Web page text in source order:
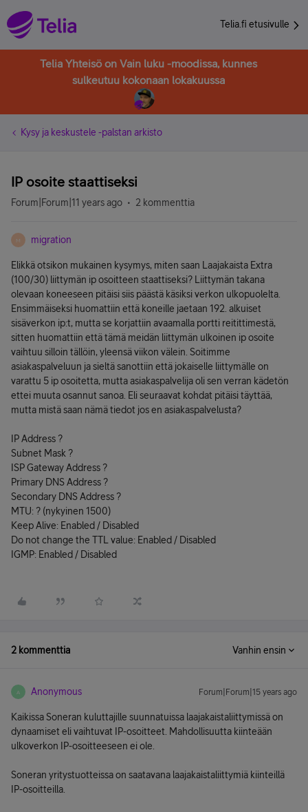
Telia.fi etusivulle
Telia Yhteisö on Vain luku -moodissa, kunnes
sulkeutuu kokonaan lokakuussa
Kysy ja keskustele -palstan arkisto
IP osoite staattiseksi
Forum|Forum|11 years ago 2 kommenttia
M migration
Elikkä otsikon mukainen kysymys, miten saan Laajakaista Extra
(100/30) liittymän ip osoitteen staattiseksi? Liittymän takana
olevaan koneeseen pitäisi siis päästä käsiksi verkon ulkopuolelta.
Ensimmäiseksi huomattiin että koneille jaetaan 192. alkuiset
sisäverkon ip:t, mutta se korjattiin avaamalla portti reitittimestä,
sitten huomattiin että tämä meidän liittymän ulkoinen ip osoite
vaihtuu silloin tällöin, yleensä viikon välein. Soitimme
asiakaspalveluun ja sieltä sanottiin että jokaiselle liittymälle on
varattu 5 ip osoitetta, mutta asiakaspalvelija oli sen verran kädetön
ettei muuta osannut sanoa. Eli seuraavat kohdat pitäisi täyttää,
mutta mistä saan nämä tiedot jos en asiakaspalvelusta?
IP Address ?
Subnet Mask ?
ISP Gateway Address ?
Primary DNS Address ?
Secondary DNS Address ?
MTU: ? (nykyinen 1500)
Keep Alive: Enabled / Disabled
Do not change the TTL value: Enabled / Disabled
IGMP: Enabled / Disabled
2 kommenttia Vanhin ensin
A Anonymous Forum|Forum|15 years ago
Kaikissa Soneran kuluttajille suunnatuissa laajakaistaliittymissä on
dynaamiset eli vaihtuvat IP-osoitteet. Mahdollisuutta kiinteään
ulkoverkon IP-osoitteeseen ei ole.
Soneran yritystuotteissa on saatavana laajakaistaliittymiä kiinteillä
IP-osoitteilla.